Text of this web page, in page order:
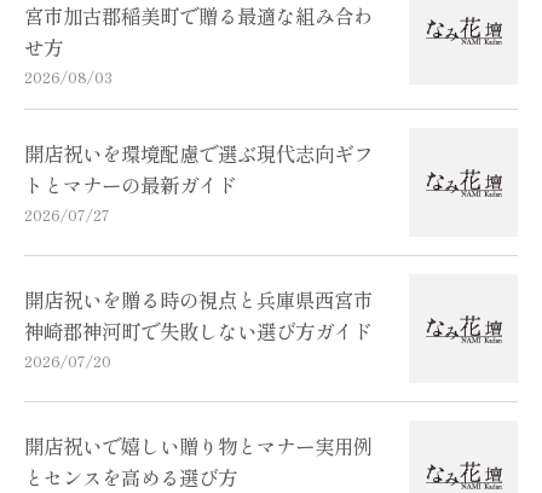
宮市加古郡稲美町で贈る最適な組み合わ
せ方
2026/08/03
開店祝いを環境配慮で選ぶ現代志向ギフ
トとマナーの最新ガイド
2026/07/27
開店祝いを贈る時の視点と兵庫県西宮市
神崎郡神河町で失敗しない選び方ガイド
2026/07/20
開店祝いで嬉しい贈り物とマナー実用例
とセンスを高める選び方